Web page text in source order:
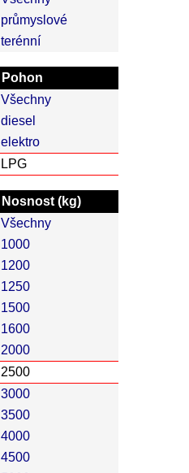
průmyslové
terénní
Pohon
Všechny
diesel
elektro
LPG
Nosnost (kg)
Všechny
1000
1200
1250
1500
1600
2000
2500
3000
3500
4000
4500